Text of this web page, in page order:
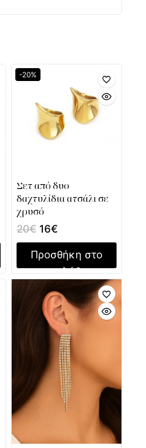
-20%
Σετ από δυο
δαχτυλίδια ατσάλι σε
χρυσό
20€ 16€
Προσθήκη στο
καλάθι